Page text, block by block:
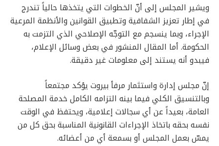
ويشير المجلس إلى أنّ الخطوات التي يتخذها حالياً تندرج
في إطار تعزيز الشفافية وتطبيق القوانين والأنظمة المرعية
الإجراء، وبما ينسجم مع التوجّه الإصلاحي الذي التزمت به
الحكومة. أما المقال المنشور في بعض وسائل الإعلام،
فيبدو أنه يستند إلى معلومات غير دقيقة.
إنّ مجلس إدارة واستثمار مرفأ بيروت يؤكد مجتمعاً
وبالتنسيق الكلي فيما بينه التزامه الكامل خدمة المصلحة
العامة، بعيداً عن أي سجالات إعلامية، ويحتفظ في الوقت
نفسه بحقه باتخاذ الإجراءات القانونية المناسبة بحق كل من
يمسّ بعمل المجلس أو بسمعة أي من أعضائه.